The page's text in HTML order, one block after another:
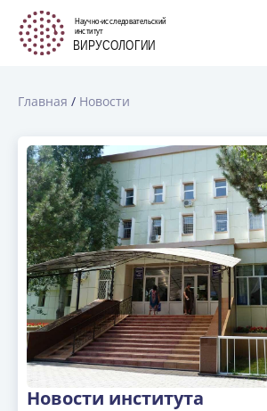
Главная Новости
Новости института